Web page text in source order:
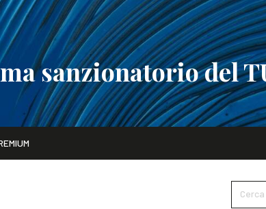
sanzionatorio del